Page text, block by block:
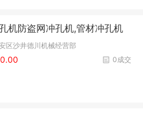
机防盗网冲孔机,管材冲孔机
区沙井德川机械经营部
0成交